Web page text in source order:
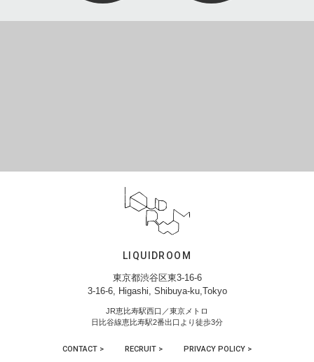
LIQUIDROOM
東京都渋谷区東3-16-6
3-16-6, Higashi, Shibuya-ku,Tokyo
JR恵比寿駅西口／東京メトロ
日比谷線恵比寿駅2番出口より徒歩3分
CONTACT > RECRUIT > PRIVACY POLICY >